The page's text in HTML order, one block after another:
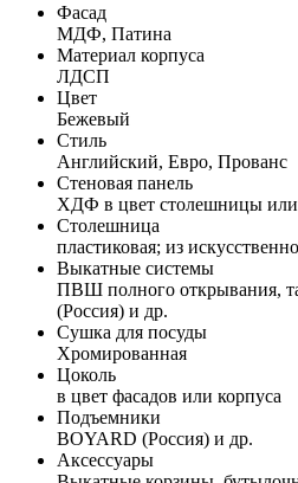
Фасад
МДФ, Патина
Материал корпуса
ЛДСП
Цвет
Бежевый
Стиль
Английский, Евро, Прованс
Стеновая панель
ХДФ в цвет столешницы или
Столешница
пластиковая; из
Выкатные системы
ПВШ полного открывания,
(Россия) и др.
Сушка для посуды
Хромированная
Цоколь
в цвет фасадов или корпуса
Подъемники
BOYARD (Россия) и др.
Аксессуары